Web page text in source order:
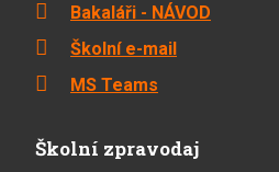
Bakaláři - NÁVOD
Školní e-mail
MS Teams
Školní zpravodaj